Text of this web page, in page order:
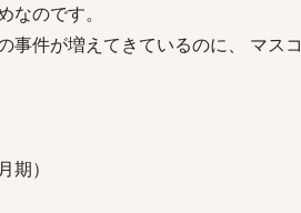
のです。
事件が増えてきているのに、 マス
）